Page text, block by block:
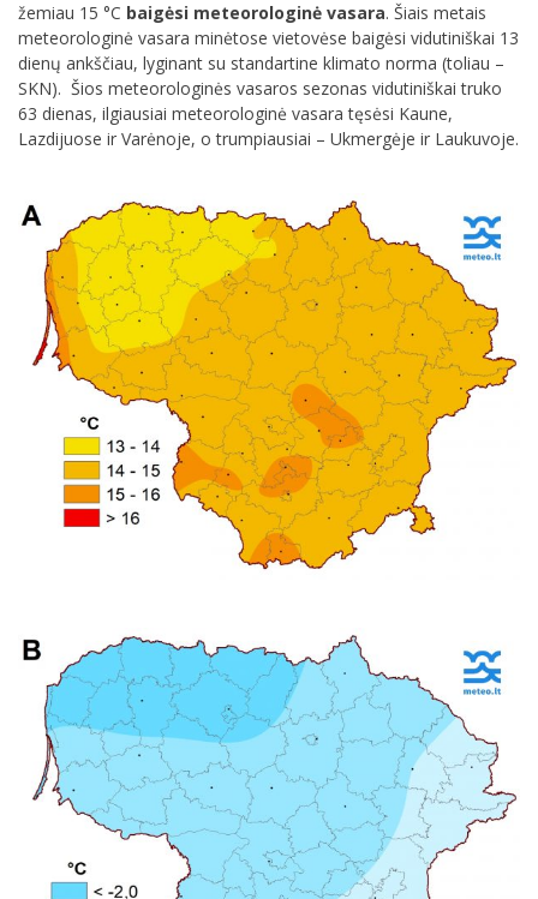
žemiau 15 °C baigėsi meteorologinė vasara. Šiais metais
meteorologinė vasara minėtose vietovėse baigėsi vidutiniškai 13
dienų ankščiau, lyginant su standartine klimato norma (toliau –
SKN). Šios meteorologinės vasaros sezonas vidutiniškai truko
63 dienas, ilgiausiai meteorologinė vasara tęsėsi Kaune,
Lazdijuose ir Varėnoje, o trumpiausiai – Ukmergėje ir Laukuvoje.